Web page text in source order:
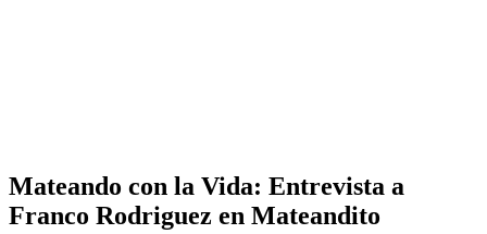
Mateando con la Vida: Entrevista a
Franco Rodriguez en Mateandito